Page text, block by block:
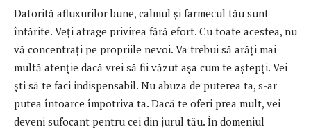
Datorită afluxurilor bune, calmul și farmecul tău sunt
întărite. Veți atrage privirea fără efort. Cu toate acestea, nu
vă concentrați pe propriile nevoi. Va trebui să arăți mai
multă atenție dacă vrei să fii văzut așa cum te aștepți. Vei
ști să te faci indispensabil. Nu abuza de puterea ta, s-ar
putea întoarce împotriva ta. Dacă te oferi prea mult, vei
deveni sufocant pentru cei din jurul tău. În domeniul